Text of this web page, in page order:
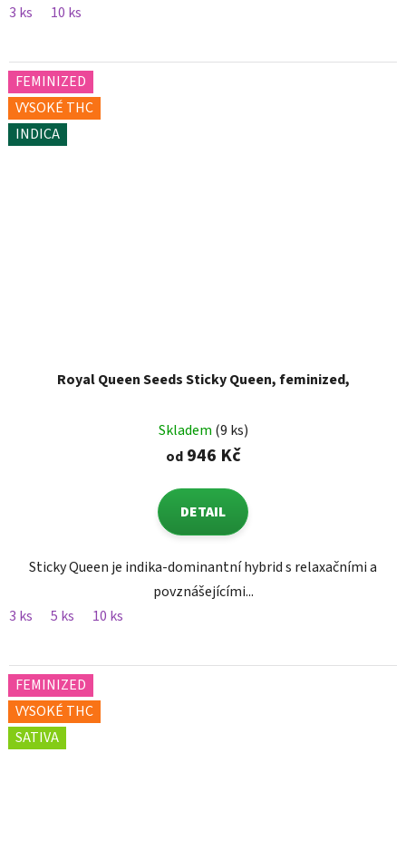
3 ks
10 ks
FEMINIZED
VYSOKÉ THC
INDICA
Royal Queen Seeds Sticky Queen, feminized,
Skladem (9 ks)
od946 Kč
DETAIL
Sticky Queen je indika-dominantní hybrid s relaxačními a
povznášejícími...
3 ks
5 ks 10 ks
FEMINIZED
VYSOKÉ THC
SATIVA